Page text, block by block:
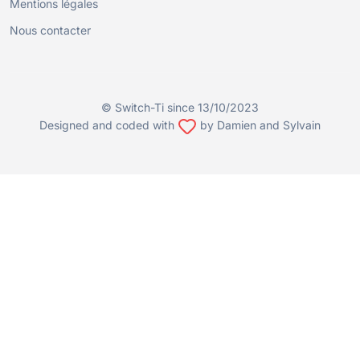
Mentions légales
Nous contacter
© Switch-Ti since 13/10/2023
Designed and coded with
by Damien and Sylvain